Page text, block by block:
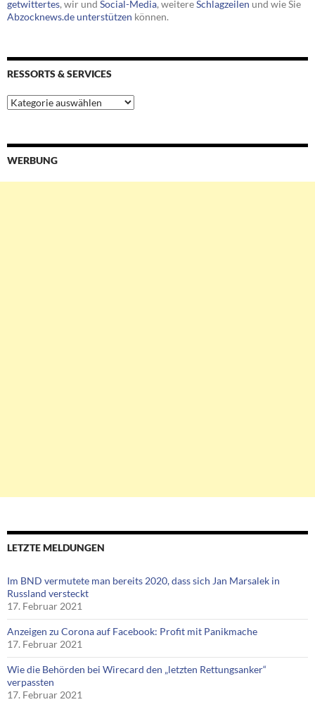
getwittertes, wir und Social-Media, weitereSchlagzeilen und wie Sie
Abzocknews.de unterstützen können.
RESSORTS & SERVICES
Ressorts
&
WERBUNG
LETZTE MELDUNGEN
Im BND vermutete man bereits 2020, dass sich Jan Marsalek in
Russland versteckt
17. Februar 2021
Anzeigen zu Corona auf Facebook: Profit mit Panikmache
17. Februar 2021
Wie die Behörden bei Wirecard den „letzten Rettungsanker“
verpassten
17. Februar 2021